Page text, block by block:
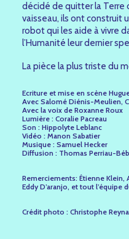
décidé de quitter la Terre
vaisseau, ils ont construit
robot qui les aide à vivre
l’Humanité leur dernier
La pièce la plus triste du
Ecriture et mise en scène
Avec Salomé Diénis-Meulien,
Avec la voix de Roxanne Roux
Lumière : Coralie Pacreau
Son : Hippolyte Leblanc
Vidéo : Manon Sabatier
Musique : Samuel Hecker
Diffusion : Thomas Perriau-
Remerciements: Étienne Klein,
Eddy D’aranjo, et tout l’équipe
Crédit photo : Christophe